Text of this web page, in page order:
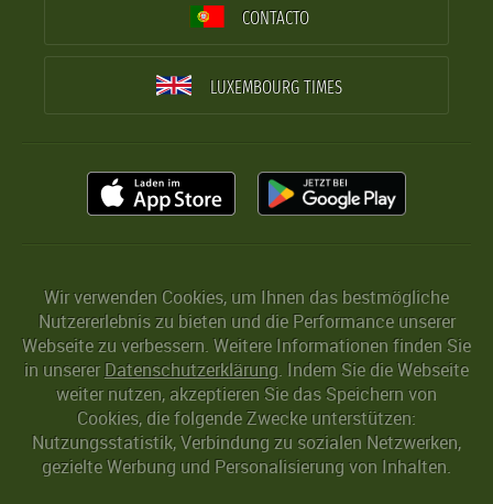
CONTACTO
LUXEMBOURG TIMES
Wir verwenden Cookies, um Ihnen das bestmögliche
Nutzererlebnis zu bieten und die Performance unserer
Webseite zu verbessern. Weitere Informationen finden Sie
in unserer Datenschutzerklärung. Indem Sie die Webseite
weiter nutzen, akzeptieren Sie das Speichern von
Cookies, die folgende Zwecke unterstützen:
Nutzungsstatistik, Verbindung zu sozialen Netzwerken,
gezielte Werbung und Personalisierung von Inhalten.